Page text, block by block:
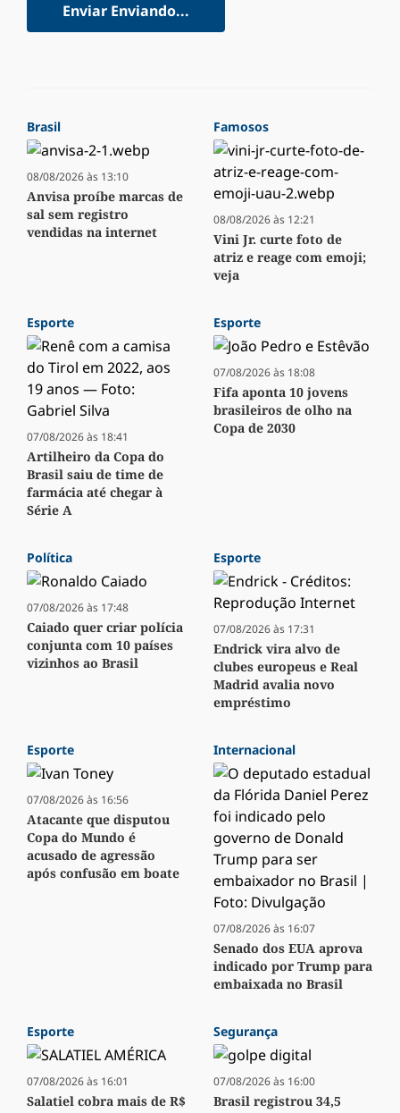
Enviar Enviando...
Brasil
08/08/2026 às 13:10
Anvisa proíbe marcas de
sal sem registro
vendidas na internet
Famosos
08/08/2026 às 12:21
Vini Jr. curte foto de
atriz e reage com emoji;
veja
Esporte
07/08/2026 às 18:41
Artilheiro da Copa do
Brasil saiu de time de
farmácia até chegar à
Série A
Esporte
07/08/2026 às 18:08
Fifa aponta 10 jovens
brasileiros de olho na
Copa de 2030
Política
07/08/2026 às 17:48
Caiado quer criar polícia
conjunta com 10 países
vizinhos ao Brasil
Esporte
07/08/2026 às 17:31
Endrick vira alvo de
clubes europeus e Real
Madrid avalia novo
empréstimo
Esporte
07/08/2026 às 16:56
Atacante que disputou
Copa do Mundo é
acusado de agressão
após confusão em boate
Internacional
07/08/2026 às 16:07
Senado dos EUA aprova
indicado por Trump para
embaixada no Brasil
Esporte
07/08/2026 às 16:01
Salatiel cobra mais de R$
Segurança
07/08/2026 às 16:00
Brasil registrou 34,5